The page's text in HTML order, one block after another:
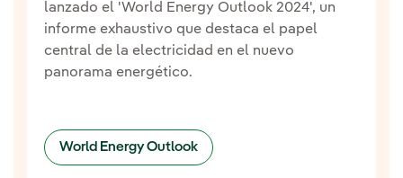
lanzado el 'World Energy Outlook 2024', un
informe exhaustivo que destaca el papel
central de la electricidad en el nuevo
panorama energético.
World Energy Outlook